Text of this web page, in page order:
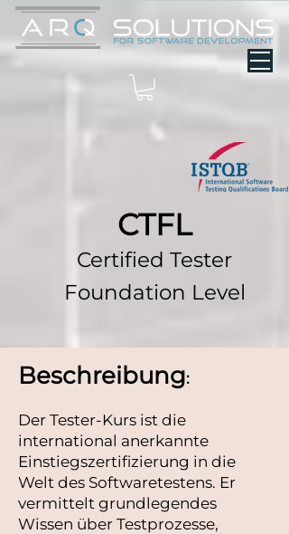
CTFL
Certified Tester
Foundation Level
Beschreibung:
Der Tester-Kurs ist die
international anerkannte
Einstiegszertifizierung in die
Welt des Softwaretestens. Er
vermittelt grundlegendes
Wissen über Testprozesse,